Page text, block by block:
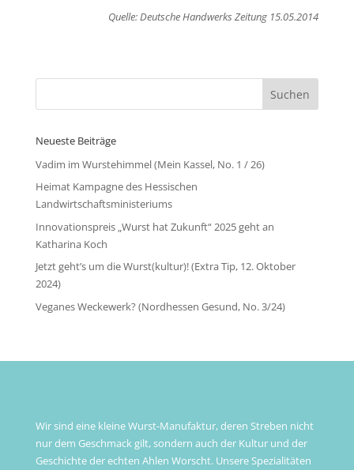
Quelle: Deutsche Handwerks Zeitung 15.05.2014
Neueste Beiträge
Vadim im Wurstehimmel (Mein Kassel, No. 1 / 26)
Heimat Kampagne des Hessischen
Landwirtschaftsministeriums
Innovationspreis „Wurst hat Zukunft“ 2025 geht an
Katharina Koch
Jetzt geht’s um die Wurst(kultur)! (Extra Tip, 12. Oktober
2024)
Veganes Weckewerk? (Nordhessen Gesund, No. 3/24)
Wir sind eine kleine Wurst-Manufaktur, deren Streben nicht
nur dem Geschmack gilt, sondern auch der Kultur und der
Geschichte der echten Ahlen Worscht. Unsere Spezialitäten